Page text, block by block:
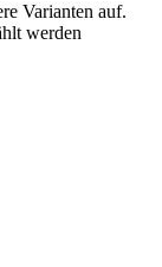
Varianten auf.
werden